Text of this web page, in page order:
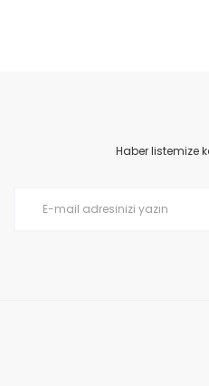
Ürün resmi kalitesiz, bozuk
Ürün açıklamasında eksik
Haber listemize